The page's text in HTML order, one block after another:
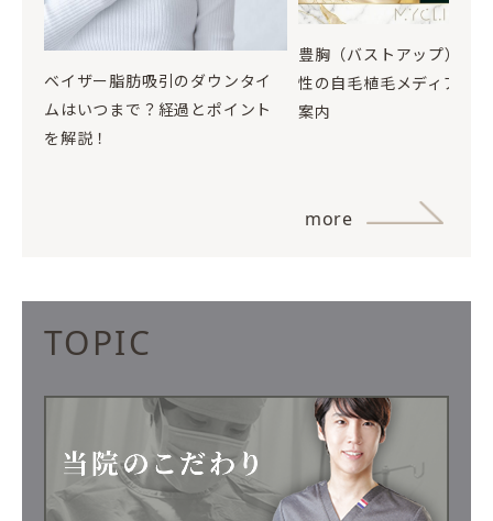
ベイザー脂肪吸引のダウンタイ
ムはいつまで？経過とポイント
を解説！
豊胸（バストアップ）お
性の自毛植毛メディア開
案内
more
TOPIC